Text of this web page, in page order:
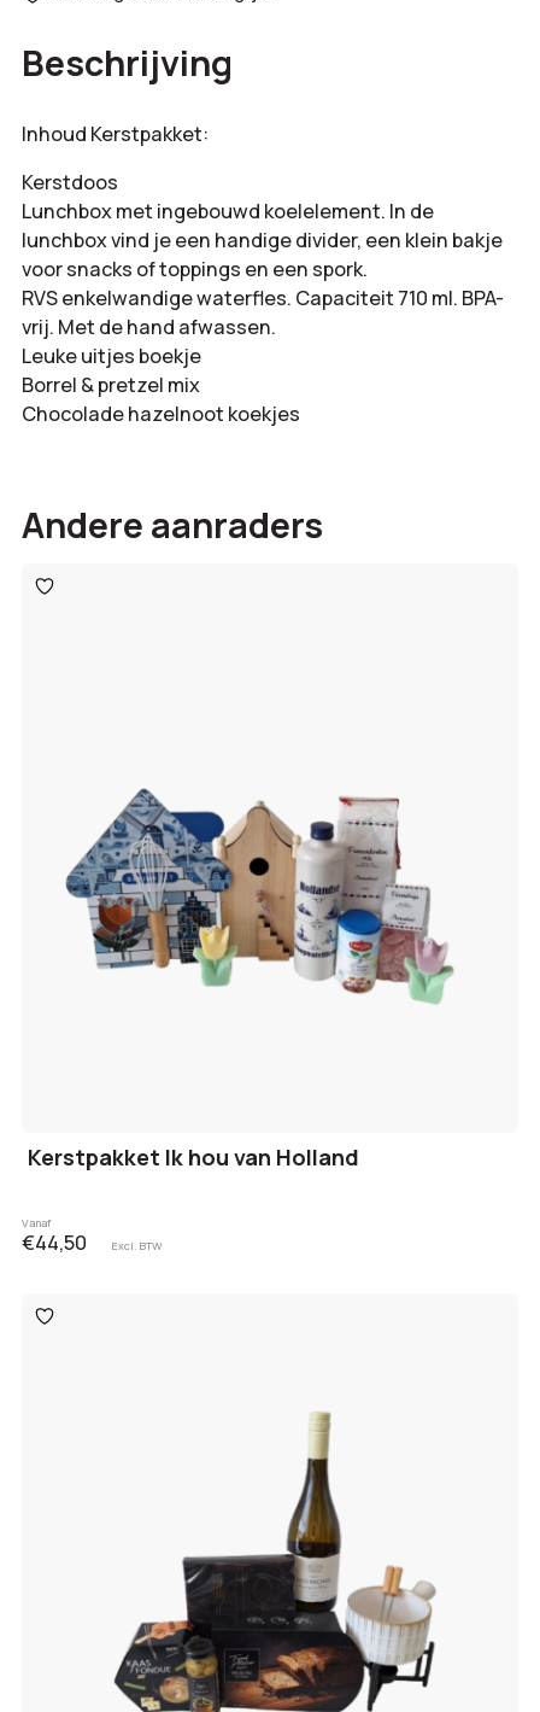
Beschrijving
Inhoud Kerstpakket:
Kerstdoos
Lunchbox met ingebouwd koelelement. In de
lunchbox vind je een handige divider, een klein bakje
voor snacks of toppings en een spork.
RVS enkelwandige waterfles. Capaciteit 710 ml. BPA-
vrij. Met de hand afwassen.
Leuke uitjes boekje
Borrel & pretzel mix
Chocolade hazelnoot koekjes
Andere aanraders
Toevoegen
aan
Kerstpakket Ik hou van Holland
Vanaf
€44,50 Excl. BTW
Toevoegen
aan